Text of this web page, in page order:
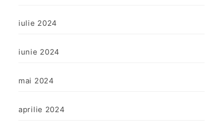
iulie 2024
iunie 2024
mai 2024
aprilie 2024